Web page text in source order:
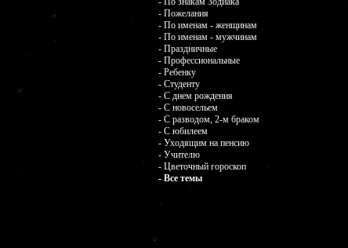
- Пожелания
- По именам - женщинам
- По именам - мужчинам
- Праздничные
- Профессиональные
- Ребенку
- Студенту
- С днем рождения
- С новосельем
- С разводом, 2-м браком
- С юбилеем
- Уходящим на пенсию
- Учителю
- Цветочный гороскоп
- Все темы